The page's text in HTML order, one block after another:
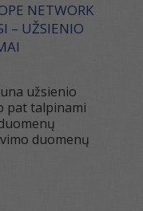
NETWORK
– UŽSIENIO
užsienio
pat talpinami
duomenų